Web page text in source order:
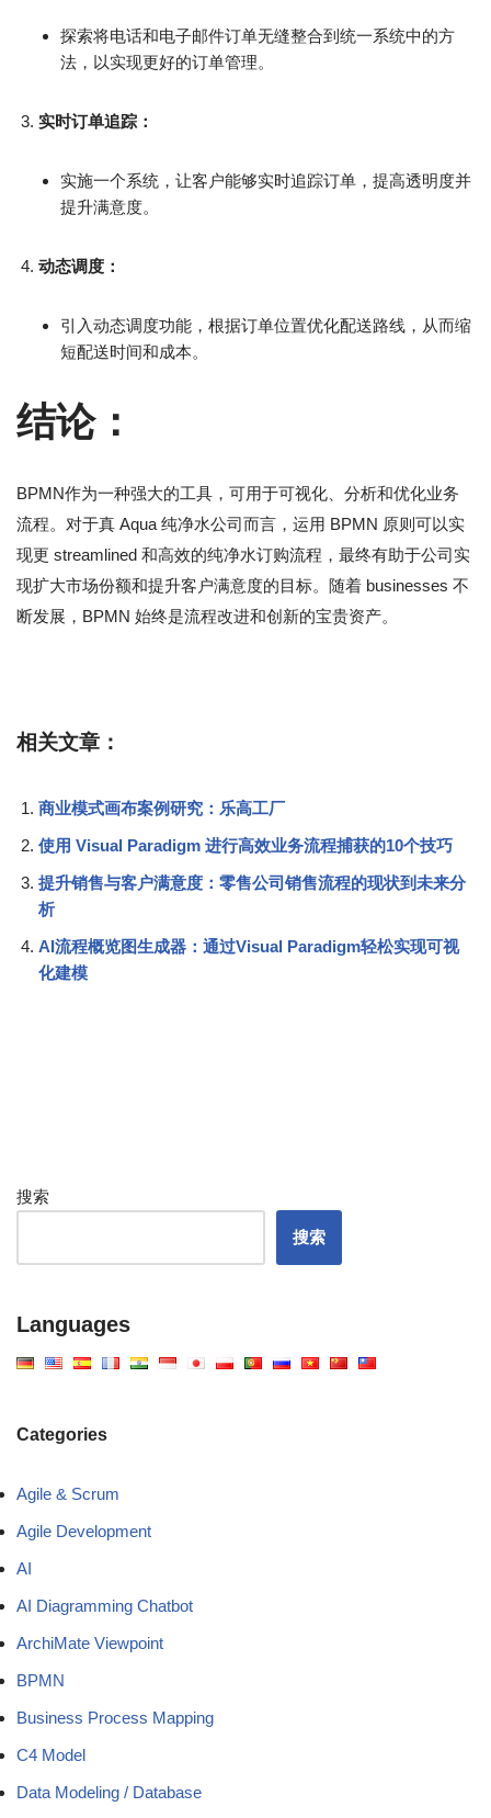
探索将电话和电子邮件订单无缝整合到统一系统中的方
法，以实现更好的订单管理。
实时订单追踪：
实施一个系统，让客户能够实时追踪订单，提高透明度并
提升满意度。
动态调度：
引入动态调度功能，根据订单位置优化配送路线，从而缩
短配送时间和成本。
结论：
BPMN作为一种强大的工具，可用于可视化、分析和优化业务
流程。对于真 Aqua 纯净水公司而言，运用 BPMN 原则可以实
现更 streamlined 和高效的纯净水订购流程，最终有助于公司实
现扩大市场份额和提升客户满意度的目标。随着 businesses 不
断发展，BPMN 始终是流程改进和创新的宝贵资产。
相关文章：
商业模式画布案例研究：乐高工厂
使用 Visual Paradigm 进行高效业务流程捕获的10个技巧
提升销售与客户满意度：零售公司销售流程的现状到未来分
析
AI流程概览图生成器：通过Visual Paradigm轻松实现可视
化建模
搜索
搜索
Languages
Categories
Agile & Scrum
Agile Development
AI
AI Diagramming Chatbot
ArchiMate Viewpoint
BPMN
Business Process Mapping
C4 Model
Data Modeling / Database